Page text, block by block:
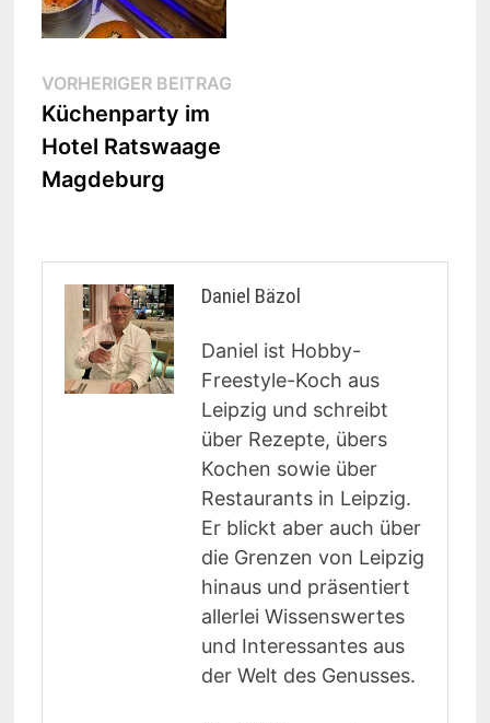
Beitragsnavigation
VORHERIGER BEITRAGVorheriger
Küchenparty im
Hotel Ratswaage
Magdeburg
Daniel Bäzol
Daniel ist Hobby-
Freestyle-Koch aus
Leipzig und schreibt
über Rezepte, übers
Kochen sowie über
Restaurants in Leipzig.
Er blickt aber auch über
die Grenzen von Leipzig
hinaus und präsentiert
allerlei Wissenswertes
und Interessantes aus
der Welt des Genusses.